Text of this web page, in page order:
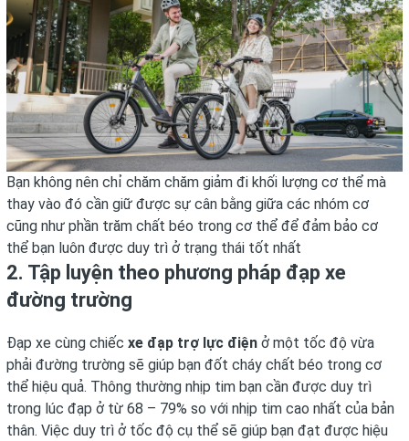
Bạn không nên chỉ chăm chăm giảm đi khối lượng cơ thể mà
thay vào đó cần giữ được sự cân bằng giữa các nhóm cơ
cũng như phần trăm chất béo trong cơ thể để đảm bảo cơ
thể bạn luôn được duy trì ở trạng thái tốt nhất
2. Tập luyện theo phương pháp đạp xe
đường trường
Đạp xe cùng chiếc xe đạp trợ lực điện ở một tốc độ vừa
phải đường trường sẽ giúp bạn đốt cháy chất béo trong cơ
thể hiệu quả. Thông thường nhịp tim bạn cần được duy trì
trong lúc đạp ở từ 68 – 79% so với nhịp tim cao nhất của bản
thân. Việc duy trì ở tốc độ cụ thể sẽ giúp bạn đạt được hiệu